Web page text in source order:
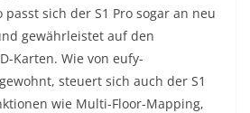
passt sich der S1 Pro sogar an neu
gewährleistet auf den
Karten. Wie von eufy-
steuert sich auch der S1
wie Multi-Floor-Mapping,